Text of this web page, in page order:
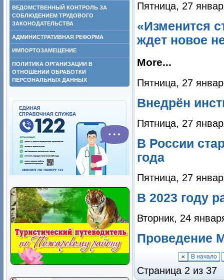
ВЕДОМСТВЕННЫЙ КОНТРОЛЬ ЗА
СОБЛЮДЕНИЕМ ТРУДОВОГО
ЗАКОНОДАТЕЛЬСТВА
АДМИНИСТРАТИВНАЯ РЕФОРМА
ИМПОРТОЗАМЕЩЕНИЕ
ПОЛИТИКА ОРГАНИЗАЦИИ В
ОТНОШЕНИИ ОБРАБОТКИ
ПЕРСОНАЛЬНЫХ ДАННЫХ
Пятница, 27
«Изменится
ждет новое
More...
Пятница, 27
Внедрён
Пятница, 27
В России
года
Пятница, 27
В 2023 году
Вторник, 24
Проведение
« В начало
Страница 2 из 37